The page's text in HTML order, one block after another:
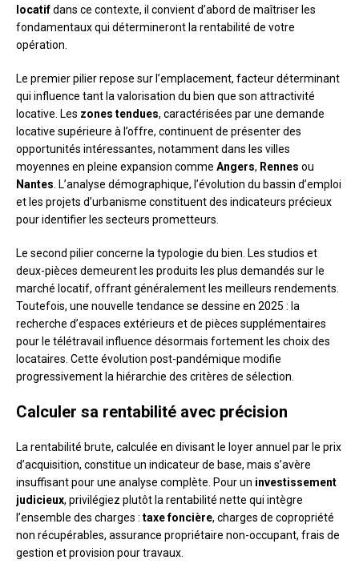
locatifdans ce contexte, il convient d’abord de maîtriser les
fondamentaux qui détermineront la rentabilité de votre
opération.
Le premier pilier repose sur l’emplacement, facteur déterminant
qui influence tant la valorisation du bien que son attractivité
locative. Les zones tendues, caractérisées par une demande
locative supérieure à l’offre, continuent de présenter des
opportunités intéressantes, notamment dans les villes
moyennes en pleine expansion comme Angers, Rennes ou
Nantes . L’analyse démographique, l’évolution du bassin d’emploi
et les projets d’urbanisme constituent des indicateurs précieux
pour identifier les secteurs prometteurs.
Le second pilier concerne la typologie du bien. Les studios et
deux-pièces demeurent les produits les plus demandés sur le
marché locatif, offrant généralement les meilleurs rendements.
Toutefois, une nouvelle tendance se dessine en 2025 : la
recherche d’espaces extérieurs et de pièces supplémentaires
pour le télétravail influence désormais fortement les choix des
locataires. Cette évolution post-pandémique modifie
progressivement la hiérarchie des critères de sélection.
Calculer sa rentabilité avec précision
La rentabilité brute, calculée en divisant le loyer annuel par le prix
d’acquisition, constitue un indicateur de base, mais s’avère
insuffisant pour une analyse complète. Pour un investissement
judicieux, privilégiez plutôt la rentabilité nette qui intègre
l’ensemble des charges : taxe foncière, charges de copropriété
non récupérables, assurance propriétaire non-occupant, frais de
gestion et provision pour travaux.